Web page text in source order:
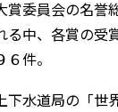
賞委員会の名誉
る中、各賞の受
件。
水道局の「世